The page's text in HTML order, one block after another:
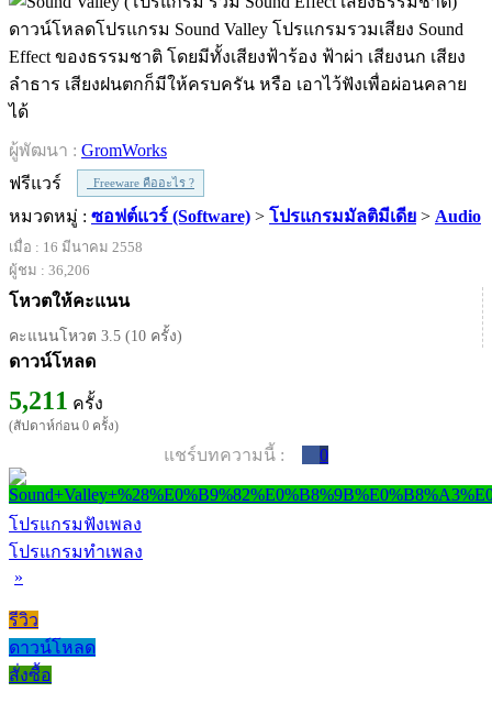
ดาวน์โหลดโปรแกรม Sound Valley โปรแกรมรวมเสียง Sound
Effect ของธรรมชาติ โดยมีทั้งเสียงฟ้าร้อง ฟ้าผ่า เสียงนก เสียง
ลำธาร เสียงฝนตกก็มีให้ครบครัน หรือ เอาไว้ฟังเพื่อผ่อนคลาย
ได้
ผู้พัฒนา : GromWorks
ฟรีแวร์
Freeware คืออะไร ?
หมวดหมู่ : ซอฟต์แวร์ (Software) > โปรแกรมมัลติมีเดีย > Audio
เมื่อ : 16 มีนาคม 2558
ผู้ชม : 36,206
โหวตให้คะแนน
คะแนนโหวต 3.5 (10 ครั้ง)
ดาวน์โหลด
5,211 ครั้ง
(สัปดาห์ก่อน 0 ครั้ง)
แชร์บทความนี้ : 0
โปรแกรมฟังเพลง
โปรแกรมทำเพลง
»
รีวิว
ดาวน์โหลด
สั่งซื้อ